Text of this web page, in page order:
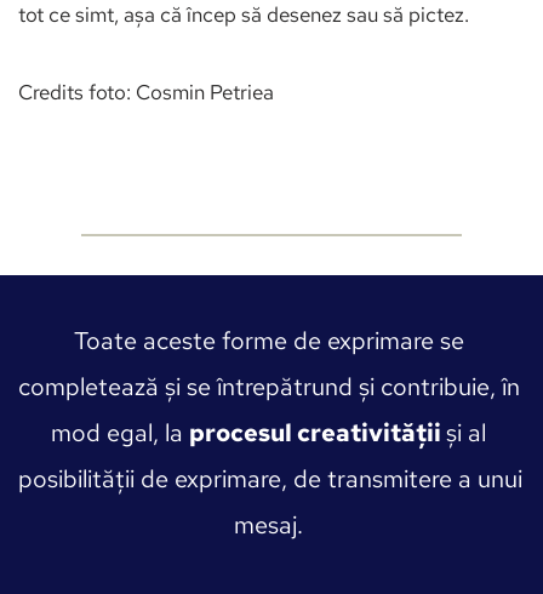
tot ce simt, așa că încep să desenez sau să pictez.
Credits foto: Cosmin Petriea
Toate aceste forme de exprimare se
completează și se întrepătrund și contribuie, în
mod egal, la procesul creativității și al
posibilității de exprimare, de transmitere a unui
mesaj.